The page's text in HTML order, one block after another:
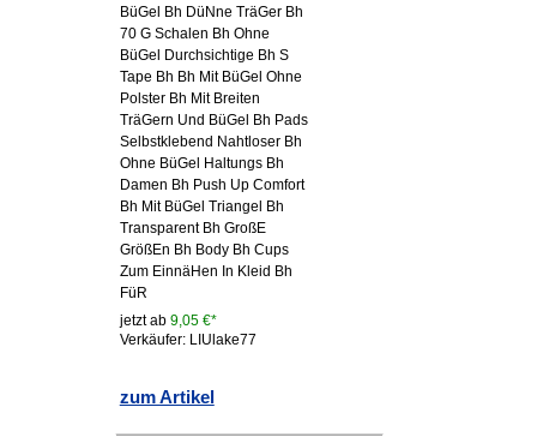
BüGel Bh DüNne TräGer Bh
70 G Schalen Bh Ohne
BüGel Durchsichtige Bh S
Tape Bh Bh Mit BüGel Ohne
Polster Bh Mit Breiten
TräGern Und BüGel Bh Pads
Selbstklebend Nahtloser Bh
Ohne BüGel Haltungs Bh
Damen Bh Push Up Comfort
Bh Mit BüGel Triangel Bh
Transparent Bh GroßE
GrößEn Bh Body Bh Cups
Zum EinnäHen In Kleid Bh
FüR
jetzt ab 9,05 €*
Verkäufer: LIUlake77
zum Artikel